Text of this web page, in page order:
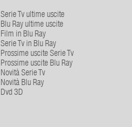
Serie Tv ultime uscite
Blu Ray ultime uscite
Film in Blu Ray
Serie Tv in Blu Ray
Prossime uscite Serie Tv
Prossime uscite Blu Ray
Novità Serie Tv
Novità Blu Ray
Dvd 3D